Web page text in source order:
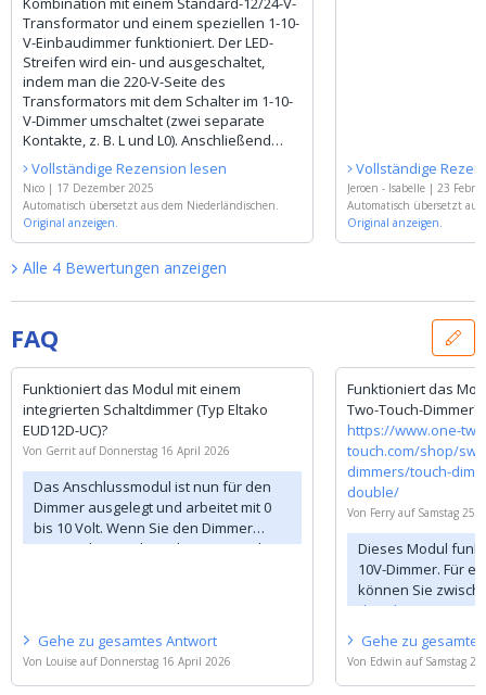
Transformator und einem speziellen 1-10-
V-Einbaudimmer funktioniert. Der LED-
Streifen wird ein- und ausgeschaltet,
indem man die 220-V-Seite des
Transformators mit dem Schalter im 1-10-
V-Dimmer umschaltet (zwei separate
Kontakte, z. B. L und L0). Anschließend
verbindet man die 12/24-V-Leitung mit
diesem Gerät (Eingang), LED+ und LED- mit
dem LED-Streifen und 1-10-V+ und GND
mit dem 1-10-V-Einbaudimmer. Diese
Geräte sind auch mit 0-10 V erhältlich,
aber teurer, und ich bevorzuge das Ein-
und Ausschalten per Knopfdruck am
runden Dimmerknopf. Beim
Streifen mit der zuletzt verwendeten
Dimmstufe. Diese Kombination bietet
einen großen Dimmbereich und flackert
nicht. Fantastisch!
Vollständige Rezension lesen
Nico | 17 Dezember 2025
Automatisch übersetzt aus dem Niederländischen.
Original anzeigen.
Vollständige
Jeroen - Isabelle| 23
Automatisch übersetzt
Original anzeigen.
Alle 4 Bewertungen anzeigen
FAQ
Funktioniert das Modul mit einem
integrierten Schaltdimmer (Typ Eltako
EUD12D-UC)?
Von Gerrit auf Donnerstag 16 April 2026
Das Anschlussmodul ist nun für den
Dimmer ausgelegt und arbeitet mit 0
bis 10 Volt. Wenn Sie den Dimmer
verwenden möchten, können Sie ihn
Gehe zu gesamtes Antwort
Von Louise auf Donnerstag 16 April 2026
Funktioniert das
Two-Touch-Dimmer?
https://www.one-
touch.com/shop/
dimmers/touch-
double/
Von Ferry auf Samstag 25
Dieses Modul
10V-Dimmer. Für
können Sie
dimmbaren LED-
Gehe zu gesamtes
Von Edwin auf Samstag